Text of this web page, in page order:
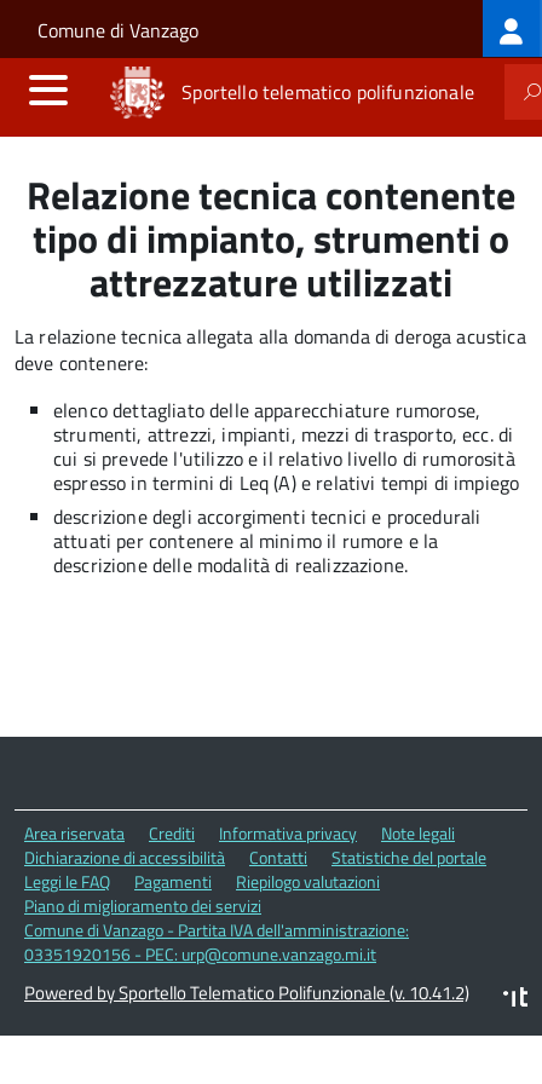
Salta al contenuto principale
Skip to site navigation
Comune di Vanzago
Sportello telematico polifunzionale
Relazione tecnica contenente
tipo di impianto, strumenti o
attrezzature utilizzati
La relazione tecnica allegata alla domanda di deroga acustica
deve contenere:
elenco dettagliato delle apparecchiature rumorose,
strumenti, attrezzi, impianti, mezzi di trasporto, ecc. di
cui si prevede l'utilizzo e il relativo livello di rumorosità
espresso in termini di Leq (A) e relativi tempi di impiego
descrizione degli accorgimenti tecnici e procedurali
attuati per contenere al minimo il rumore e la
descrizione delle modalità di realizzazione.
Area riservata Crediti Informativa privacy
Note legali
Dichiarazione di accessibilità
Contatti
Statistiche del portale
Leggi le FAQ
Pagamenti
Riepilogo valutazioni
Piano di miglioramento dei servizi
Comune di Vanzago - Partita IVA dell'amministrazione:
03351920156 - PEC: urp@comune.vanzago.mi.it
Powered by Sportello Telematico Polifunzionale (v. 10.41.2)